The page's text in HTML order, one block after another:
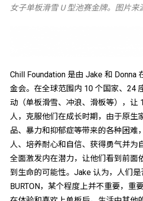
女子单板滑雪 U 型池赛金牌。图片来
Chill Foundation 是由 Jake 和 Donna
金会。在全球范围内 10 个国家、24
动（单板滑雪、冲浪、滑板等），让
人，克服他们在成长时期，由于原生
品、暴力和抑郁症等带来的各种困难
人、培养耐心和自信、获得勇气并为
全面激发内在潜力，让他们看到前面
到生命的可能性。Jake 认为，人们
BURTON，某个程度上并不重要，重